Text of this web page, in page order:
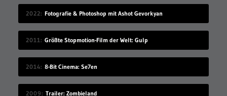
2022 Fotografie & Photoshop mit Ashot Gevorkyan
2011 Größte Stopmotion-Film der Welt: Gulp
2014 8-Bit Cinema: Se7en
2009 Trailer: Zombieland